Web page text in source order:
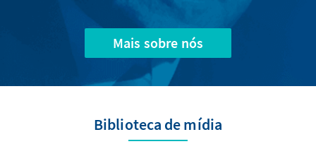
Mais sobre nós
Biblioteca de mídia